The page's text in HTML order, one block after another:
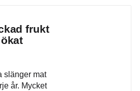
frukt
slänger mat
år. Mycket